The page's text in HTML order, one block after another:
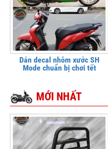
Dán decal nhôm xước SH
Mode chuẩn bị chơi tết
MỚI NHẤT